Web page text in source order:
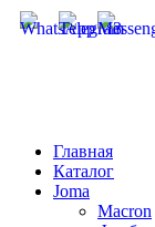
Главная
Каталог
Joma
Macron